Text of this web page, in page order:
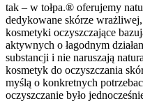
tak – w tołpa.® oferujemy
dedykowane skórze
kosmetyki oczyszczające
aktywnych o łagodnym
substancji i nie naruszają
kosmetyk do oczyszczania
myślą o konkretnych
oczyszczanie było